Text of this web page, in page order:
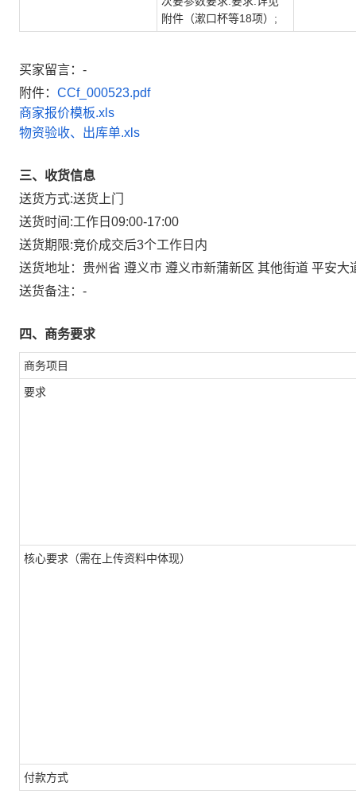
附件（漱口杯等18项）;
买家留言：-
附件： CCf_000523.pdf
商家报价模板.xls
物资验收、出库单.xls
三、收货信息
送货方式:送货上门
送货时间:工作日09:00-17:00
送货期限:竞价成交后3个工作日内
送货地址： 贵州省 遵义市 遵义市新蒲新区 其他街道 平安大
送货备注： -
四、商务要求
商务项目
要求
核心要求（需在上传资料中体现）
付款方式